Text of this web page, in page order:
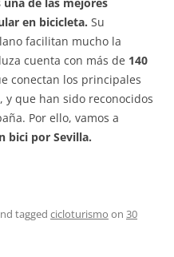
una de las mejores
en bicicleta. Su
facilitan mucho la
cuenta con más de 140
conectan los principales
que han sido reconocidos
Por ello, vamos a
bici por Sevilla.
tagged cicloturismo on 30